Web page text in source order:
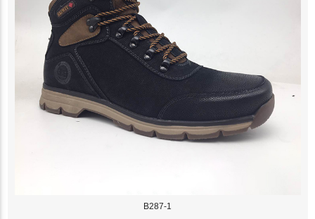
B287-1